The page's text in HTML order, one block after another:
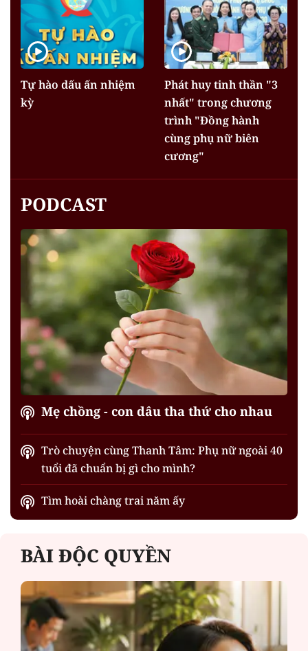
Tự hào dấu ấn nhiệm
kỳ
Phát huy tinh thần "3
nhất" trong chương
trình "Đồng hành
cùng phụ nữ biên
cương"
PODCAST
Mẹ chồng - con dâu tha thứ cho nhau
Trò chuyện cùng Thanh Tâm: Phụ nữ ngoài 40
tuổi đã chuẩn bị gì cho mình?
Tìm hoài chàng trai năm ấy
BÀI ĐỘC QUYỀN